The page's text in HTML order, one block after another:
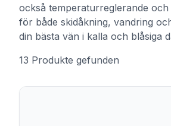
också temperaturreglerande
för både skidåkning, vandring
din bästa vän i kalla och blåsiga
13 Produkte gefunden